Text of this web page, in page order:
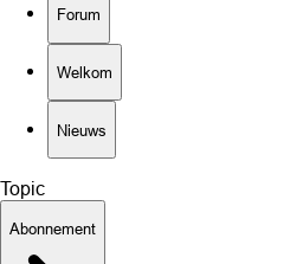
Forum
Welkom
Nieuws
Topic
Abonnement